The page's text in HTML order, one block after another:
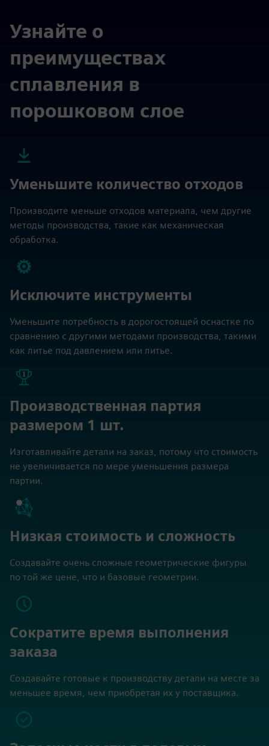
Узнайте о
преимуществах
сплавления в
порошковом слое
Уменьшите количество отходов
Производите меньше отходов материала, чем другие
методы производства, такие как механическая
обработка.
Исключите инструменты
Уменьшите потребность в дорогостоящей оснастке по
сравнению с другими методами производства, такими
как литье под давлением или литье.
Производственная партия
размером 1 шт.
Изготавливайте детали на заказ, потому что стоимость
не увеличивается по мере уменьшения размера
партии.
Низкая стоимость и сложность
Создавайте очень сложные геометрические фигуры
по той же цене, что и базовые геометрии.
Сократите время выполнения
заказа
Создавайте готовые к производству детали на месте за
меньшее время, чем приобретая их у поставщика.